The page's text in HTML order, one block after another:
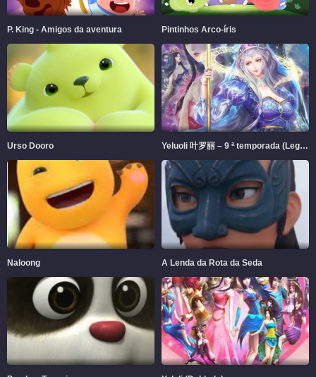
P. King - Amigos da aventura Pintinhos Arco-íris
Urso Dooro Yeluoli 叶罗丽 – 9 ª temporada (Legendado)
Naloong A Lenda da Rota da Seda